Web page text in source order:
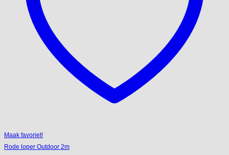
Maak favoriet!
Rode loper Outdoor 2m